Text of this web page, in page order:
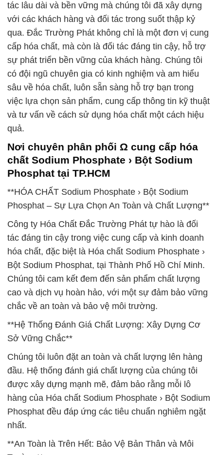
tác lâu dài và bền vững mà chúng tôi đã xây dựng
với các khách hàng và đối tác trong suốt thập kỷ
qua. Đắc Trường Phát không chỉ là một đơn vị cung
cấp hóa chất, mà còn là đối tác đáng tin cậy, hỗ trợ
sự phát triển bền vững của khách hàng. Chúng tôi
có đội ngũ chuyên gia có kinh nghiệm và am hiểu
sâu về hóa chất, luôn sẵn sàng hỗ trợ bạn trong
việc lựa chọn sản phẩm, cung cấp thông tin kỹ thuật
và tư vấn về cách sử dụng hóa chất một cách hiệu
quả.
Nơi chuyên phân phối Ω cung cấp hóa
chất Sodium Phosphate › Bột Sodium
Phosphat tại TP.HCM
**HÓA CHẤT Sodium Phosphate › Bột Sodium
Phosphat – Sự Lựa Chọn An Toàn và Chất Lượng**
Công ty Hóa Chất Đắc Trường Phát tự hào là đối
tác đáng tin cậy trong việc cung cấp và kinh doanh
hóa chất, đặc biệt là Hóa chất Sodium Phosphate ›
Bột Sodium Phosphat, tại Thành Phố Hồ Chí Minh.
Chúng tôi cam kết đem đến sản phẩm chất lượng
cao và dịch vụ hoàn hảo, với một sự đảm bảo vững
chắc về an toàn và bảo vệ môi trường.
**Hệ Thống Đánh Giá Chất Lượng: Xây Dựng Cơ
Sở Vững Chắc**
Chúng tôi luôn đặt an toàn và chất lượng lên hàng
đầu. Hệ thống đánh giá chất lượng của chúng tôi
được xây dựng mạnh mẽ, đảm bảo rằng mỗi lô
hàng của Hóa chất Sodium Phosphate › Bột Sodium
Phosphat đều đáp ứng các tiêu chuẩn nghiêm ngặt
nhất.
**An Toàn là Trên Hết: Bảo Vệ Bản Thân và Môi